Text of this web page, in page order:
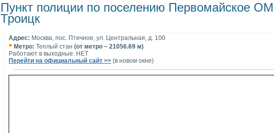
Пункт полиции по поселению Первомайское
Троицк
Адрес: Москва, пос. Птичное, ул. Центральная, д. 100
• Метро: Теплый стан (от метро ~ 21056.69 м)
Работают в выходные: НЕТ
Перейти на официальный сайт >> (в новом окне)